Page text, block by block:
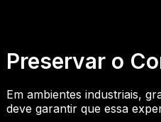
Preservar o
Em ambientes industriais,
deve garantir que essa